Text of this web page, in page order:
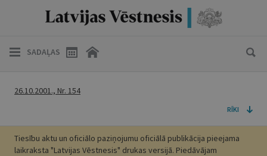
SADAĻAS
26.10.2001., Nr. 154
RĪKI
Tiesību aktu un oficiālo paziņojumu oficiālā publikācija pieejama
laikraksta "Latvijas Vēstnesis" drukas versijā. Piedāvājam